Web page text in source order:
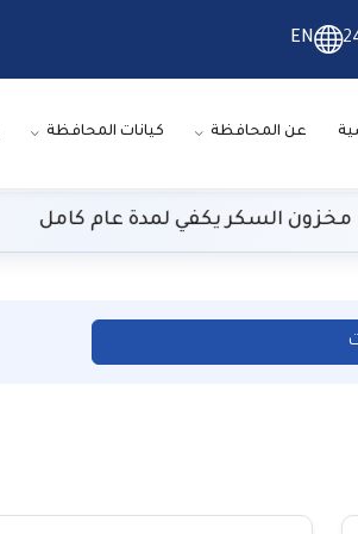
EN
عن المحافظة كيانات المحافظة
السكر يكفي لمدة عام كامل